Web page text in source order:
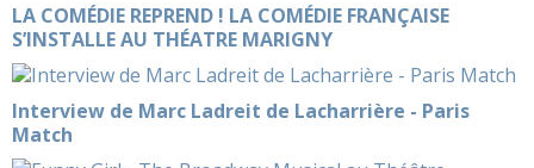
LA COMÉDIE REPREND ! LA COMÉDIE FRANÇAISE
S’INSTALLE AU THÉATRE MARIGNY
Interview de Marc Ladreit de Lacharrière - Paris
Match